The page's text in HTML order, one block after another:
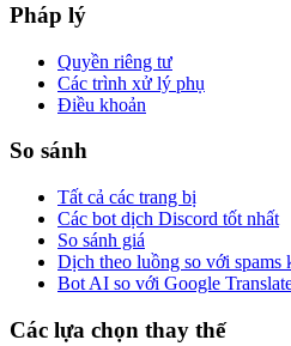
Pháp lý
Quyền riêng tư
Các trình xử lý phụ
Điều khoản
So sánh
Tất cả các trang bị
Các bot dịch Discord tốt nhất
So sánh giá
Dịch theo luồng so với spams
Bot AI so với Google
Các lựa chọn thay thế